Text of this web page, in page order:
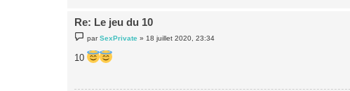
Re: Le jeu du 10
e
s
s
parSexPrivate » 18 juillet 2020, 23:34
10